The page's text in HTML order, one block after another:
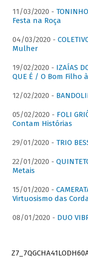
11/03/2020 -
Festa na Roça
04/03/2020 -
Mulher
19/02/2020 - IZAÍAS
QUE É / O Bom Filho
12/02/2020 -
05/02/2020 - FOLI
Contam Histórias
29/01/2020 - TRIO
22/01/2020 -
Metais
15/01/2020 -
Virtuosismo das
08/01/2020 - DUO